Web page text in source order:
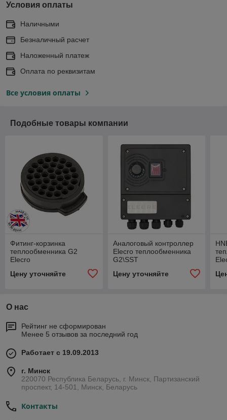
Условия оплаты
Наличными
Безналичный расчет
Наложенный платеж
Оплата по реквизитам
Все условия оплаты
Подобные товары компании
Фитинг-корзинка
теплообменника G2
Elecro
Цену уточняйте
Аналоговый контроллер
Elecro теплообменника
G2\SST
Цену уточняйте
О нас
Рейтинг не сформирован
Менее 5 отзывов за последний год
Работает с 19.09.2013
г. Минск
220070 Республика Беларусь, г. Минск, Партизанский
проспект, 14-501, Минск, Беларусь
Контакты